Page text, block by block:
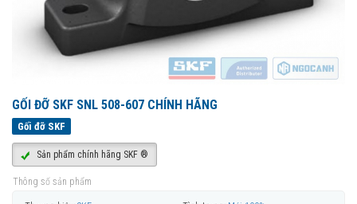
GỐI ĐỠ SKF SNL 508-607 CHÍNH HÃNG
Gối đỡ SKF
Sản phẩm chính hãng SKF ®
Thông số sản phẩm